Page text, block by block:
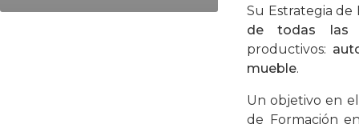
Su Estrategia de
de todas las
productivos:
mueble.
Un objetivo en
de Formación